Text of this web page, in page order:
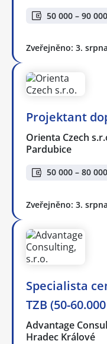
50 000 – 90
Zveřejněno: 3. srpna
Projektant
Orienta Czech
Pardubice
50 000 – 80
Zveřejněno: 3. srpna
Specialista
TZB (50-
Advantage
Hradec Králové